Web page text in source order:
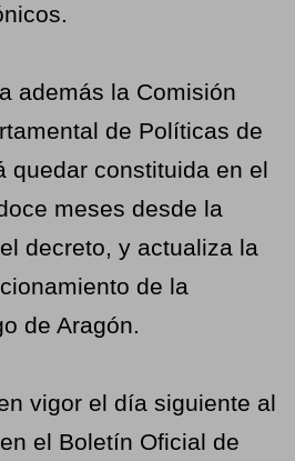
además la Comisión
de Políticas de
quedar constituida en el
meses desde la
decreto, y actualiza la
de la
de Aragón.
vigor el día siguiente al
el Boletín Oficial de